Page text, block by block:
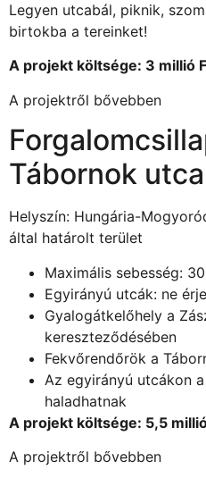
Legyen utcabál, piknik,
birtokba a tereinket!
A projekt költsége: 3 millió
A projektről bővebben
Tábornok
Helyszín: Hungária-
által határolt terület
Maximális sebesség:
Egyirányú utcák: ne
Gyalogátkelőhely a
kereszteződésében
Fekvőrendőrök a
Az egyirányú utcákon
haladhatnak
A projekt költsége: 5,5
A projektről bővebben